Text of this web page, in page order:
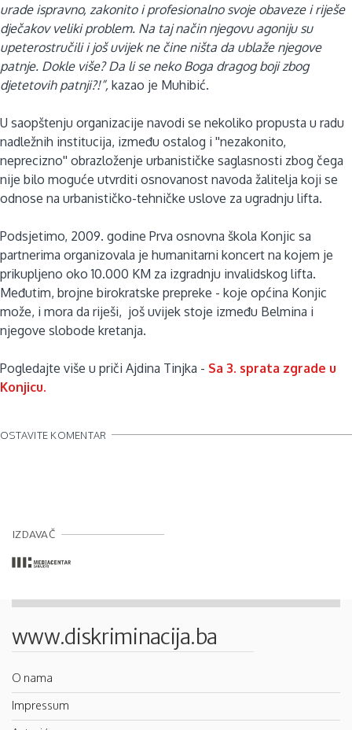
urade ispravno, zakonito i profesionalno svoje obaveze i riješe
dječakov veliki problem. Na taj način njegovu agoniju su
upeterostručili i još uvijek ne čine ništa da ublaže njegove
patnje. Dokle više? Da li se neko Boga dragog boji zbog
djetetovih patnji?!”, kazao je Muhibić.
U saopštenju organizacije navodi se nekoliko propusta u radu
nadležnih institucija, između ostalog i ''nezakonito,
neprecizno'' obrazloženje urbanističke saglasnosti zbog čega
nije bilo moguće utvrditi osnovanost navoda žalitelja koji se
odnose na urbanističko-tehničke uslove za ugradnju lifta.
Podsjetimo, 2009. godine Prva osnovna škola Konjic sa
partnerima organizovala je humanitarni koncert na kojem je
prikupljeno oko 10.000 KM za izgradnju invalidskog lifta.
Međutim, brojne birokratske prepreke - koje općina Konjic
može, i mora da riješi, još uvijek stoje između Belmina i
njegove slobode kretanja.
Pogledajte više u priči Ajdina Tinjka - Sa 3. sprata zgrade u
Konjicu.
OSTAVITE KOMENTAR
IZDAVAČ
www.diskriminacija.ba
O nama
Impressum